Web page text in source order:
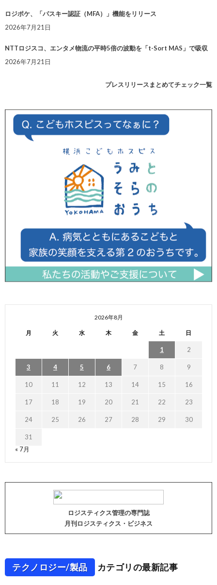
ロジポケ、「パスキー認証（MFA）」機能をリリース
2026年7月21日
NTTロジスコ、エンタメ物流の平時5倍の波動を「t-Sort MAS」で吸収
2026年7月21日
プレスリリースまとめてチェック一覧
2026年8月
月 火 水 木 金 土 日
1 2
3 4 5 6 7 8 9
10 11 12 13 14 15 16
17 18 19 20 21 22 23
24 25 26 27 28 29 30
31
« 7月
ロジスティクス管理の専門誌
月刊ロジスティクス・ビジネス
テクノロジー/製品 カテゴリの最新記事